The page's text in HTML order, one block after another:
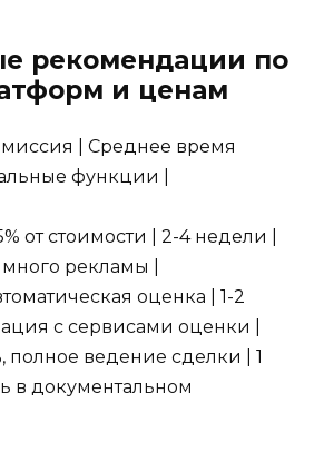
рекомендации по
и ценам
| Среднее время
функции |
от стоимости | 2-4 недели |
рекламы |
оценка | 1-2
с сервисами оценки |
полное ведение сделки | 1
в документальном